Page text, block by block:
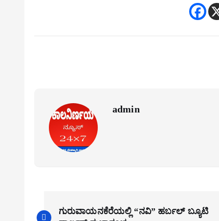
admin
o
ಗುರುವಾಯನಕೆರೆಯಲ್ಲಿ “ನವಿ” ಹರ್ಬಲ್ ಬ್ಯೂಟಿ